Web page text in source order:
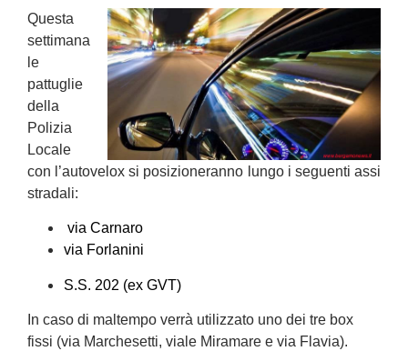
Questa
settimana
le
pattuglie
della
Polizia
Locale
con l’autovelox si posizioneranno lungo i seguenti assi
stradali:
via Carnaro
via Forlanini
S.S. 202 (ex GVT)
In caso di maltempo verrà utilizzato uno dei tre box
fissi (via Marchesetti, viale Miramare e via Flavia).